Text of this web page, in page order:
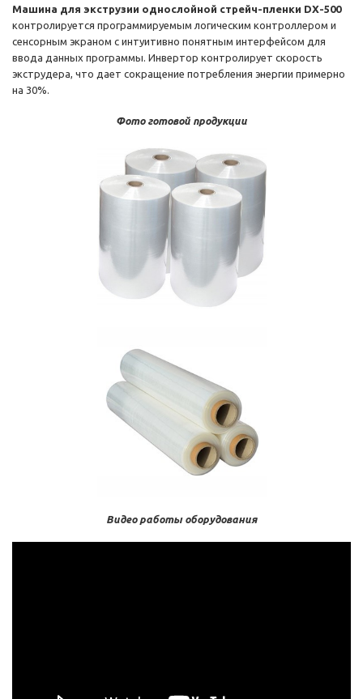
Машина для экструзии однослойной стрейч-пленки DX-500
контролируется программируемым логическим контроллером и
сенсорным экраном с интуитивно понятным интерфейсом для
ввода данных программы. Инвертор контролирует скорость
экструдера, что дает сокращение потребления энергии примерно
на 30%.
Фото готовой продукции
Видео работы оборудования